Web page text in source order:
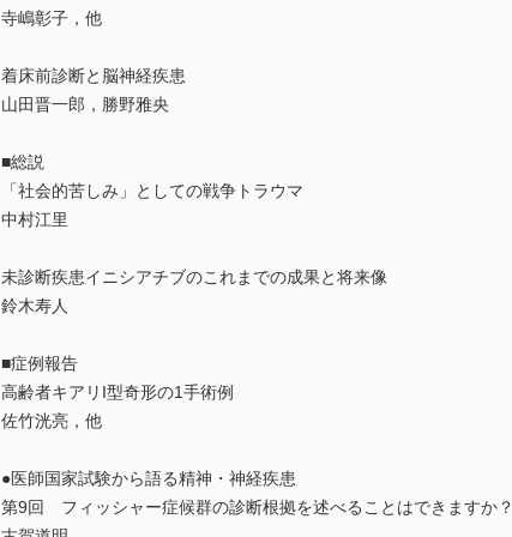
寺嶋彰子，他
着床前診断と脳神経疾患
山田晋一郎，勝野雅央
■総説
「社会的苦しみ」としての戦争トラウマ
中村江里
未診断疾患イニシアチブのこれまでの成果と将来像
鈴木寿人
■症例報告
高齢者キアリI型奇形の1手術例
佐竹洸亮，他
●医師国家試験から語る精神・神経疾患
第9回 フィッシャー症候群の診断根拠を述べることはできますか？